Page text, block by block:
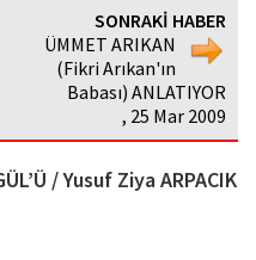
SONRAKİ HABER
ÜMMET ARIKAN
(Fikri Arıkan'ın
Babası) ANLATIYOR
, 25 Mar 2009
/ Yusuf Ziya ARPACIK